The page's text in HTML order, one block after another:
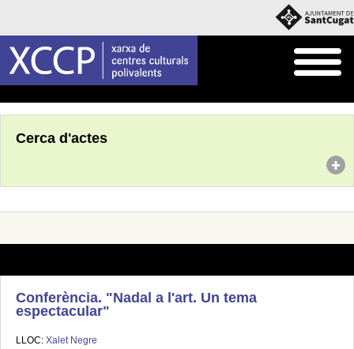
Cerca d'actes
Conferència. "Nadal a l'art. Un tema
espectacular"
LLOC: Xalet Negre